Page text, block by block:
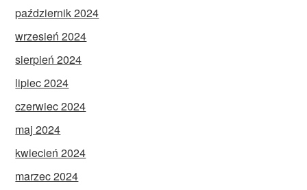
październik 2024
wrzesień 2024
sierpień 2024
lipiec 2024
czerwiec 2024
maj 2024
kwiecień 2024
marzec 2024